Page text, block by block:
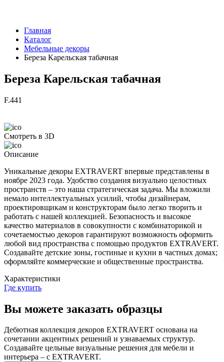
Главная
Каталог
Мебельные декоры
Береза Карельская табачная
Береза Карельская табачная
F.441
Смотреть в 3D
Описание
Уникальные декоры EXTRAVERT впервые представлены в
ноябре 2023 года. Удобство создания визуально целостных
пространств – это наша стратегическая задача. Мы вложили
немало интеллектуальных усилий, чтобы дизайнерам,
проектировщикам и конструкторам было легко творить и
работать с нашей коллекцией. Безопасность и высокое
качество материалов в совокупности с комбинаторикой и
сочетаемостью декоров гарантируют возможность оформить
любой вид пространства с помощью продуктов EXTRAVERT.
Создавайте детские зоны, гостиные и кухни в частных домах;
оформляйте коммерческие и общественные пространства.
Характеристики
Где купить
Вы можете заказать образцы
Дебютная коллекция декоров EXTRAVERT основана на
сочетании акцентных решений и узнаваемых структур.
Создавайте цельные визуальные решения для мебели и
интерьера – с EXTRAVERT.